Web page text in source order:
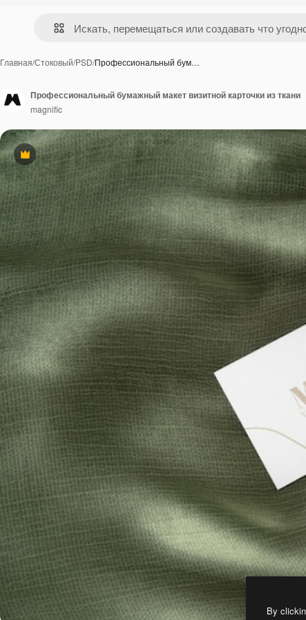
Главная/Стоковый/PSD/Профессиональный бум…
Премиум
Профессиональный бумажный макет визитной карточки из ткани
magnific
By